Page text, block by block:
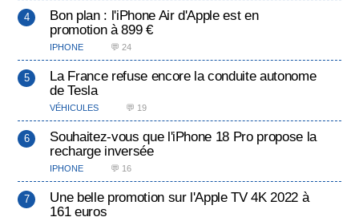
Bon plan : l'iPhone Air d'Apple est en
promotion à 899 €
IPHONE 💬 24
La France refuse encore la conduite autonome
de Tesla
VÉHICULES 💬 19
Souhaitez-vous que l'iPhone 18 Pro propose la
recharge inversée
IPHONE 💬 16
Une belle promotion sur l'Apple TV 4K 2022 à
161 euros